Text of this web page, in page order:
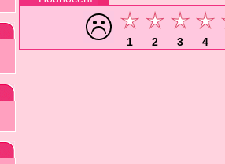
1 2 3 4